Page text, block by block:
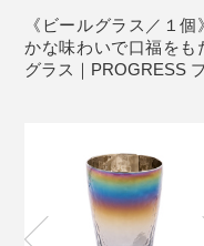
メーカーさんにお話
けに、半透明になる
ナノレベルの薄さで
作業で、グラスを精
す。
ことをおすすめい
ガラスを傷つける
りスポンジなどは
外でのご使用はお
乳幼児の手の届
食器洗い洗浄機
《ビールグラス／１
かな味わいで口福をも
グラス｜PROGRESS